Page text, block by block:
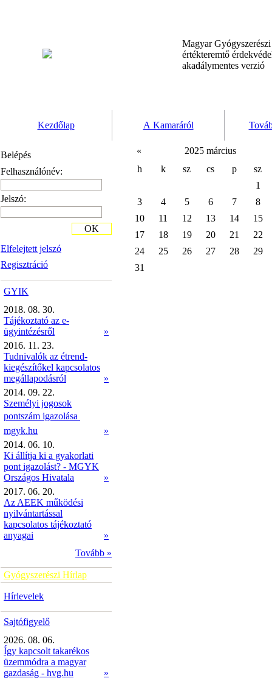
Magyar
értékteremtő
akadálymentes verzió
Kezdőlap A Kamaráról
Belépés
Felhasználónév:
Jelszó:
Elfelejtett jelszó
Regisztráció
OK
GYIK
2018. 08. 30.
Tájékoztató az e-
ügyintézésről
»
2016. 11. 23.
Tudnivalók az étrend-
kiegészítőkel kapcsolatos
megállapodásról
»
2014. 09. 22.
Személyi jogosok
pontszám igazolása 
mgyk.hu
»
2014. 06. 10.
Ki állítja ki a gyakorlati
pont igazolást? - MGYK
Országos Hivatala
»
2017. 06. 20.
Az AEEK működési
nyilvántartással
kapcsolatos tájékoztató
anyagai
»
Tovább »
Gyógyszerészi Hírlap
Hírlevelek
Sajtófigyelő
2026. 08. 06.
Így kapcsolt takarékos
üzemmódra a magyar
gazdaság - hvg.hu
»
«
2025 március
h
k sz cs p
sz
1
3
4 5 6 7
8
10
11 12 13 14
15
17
18 19 20 21
22
24
25 26 27 28
29
31